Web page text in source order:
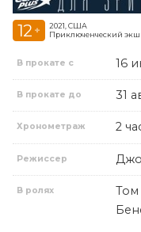
12 +
2021, США
Приключенческий
В прокате с 16
В прокате до 31
Хронометраж 2
Режиссер
В ролях
Том